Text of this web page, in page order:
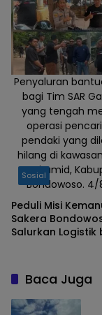
Penyaluran
bagi Tim SAR
yang tengah
operasi
pendaki yang
hilang di
Piramid,
Bondowoso. 4/
Sosial
Peduli Misi
Sakera
Salurkan Logistik
Baca Juga